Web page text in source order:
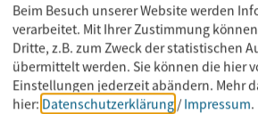
Beim Besuch unserer Website werden
verarbeitet. Mit Ihrer Zustimmung
Dritte, z.B. zum Zweck der statistischen
übermittelt werden. Sie können die hier
Einstellungen jederzeit abändern. Mehr
hier: Datenschutzerklärung / Impressum.